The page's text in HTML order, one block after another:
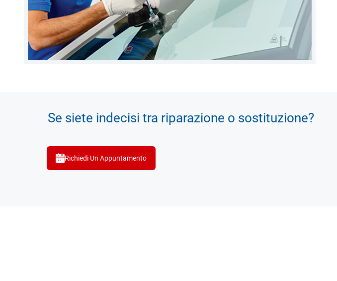
Se siete indecisi tra riparazione o sostituzione?
Richiedi Un Appuntamento